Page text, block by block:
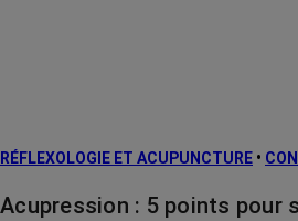
Traitements
RÉFLEXOLOGIE ET ACUPUNCTURE •
Acupression : 5 points pour